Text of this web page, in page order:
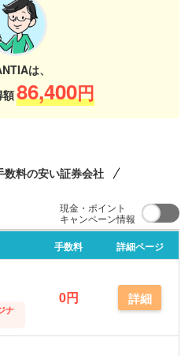
は、
額86,400円
数料の安い証券会社
現金・ポイント
キャンペーン情報
手数料
詳細ページ
ナ
0円 詳細